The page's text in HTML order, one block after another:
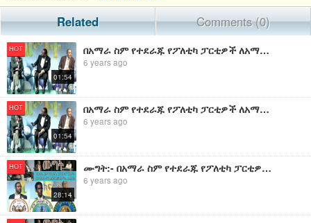
Related Comments (0)
HOT
01:54
በአማራ ስም የተደራጁ የፖለቲካ ፓርቲዎች ለአማራው ምን ይዘዋል?፤ በምንስ ይለያሉ?
6 years ago
HOT
01:54
በአማራ ስም የተደራጁ የፖለቲካ ፓርቲዎች ለአማራው ምን ይዘዋል?፤ በምንስ ይለያሉ?
6 years ago
HOT
28:14
ሙግት:- በአማራ ስም የተደራጁ የፖለቲካ ፓርቲዎች ለአማራው ምን ይዘዋል?፤ በምንስ ይለያሉ? ክፍል ፩
6 years ago